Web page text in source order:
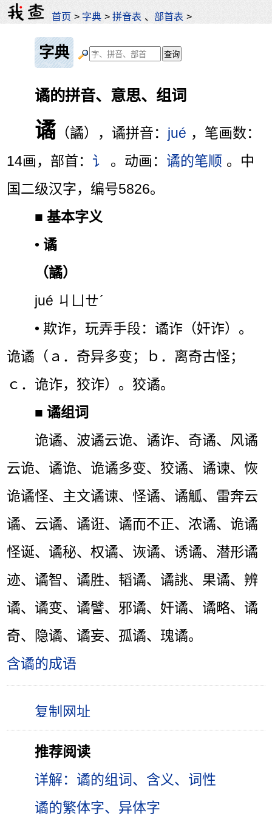
首页 > 字典 >拼音表 、部首表 >
字典
谲的拼音、意思、组词
谲 （譎），谲拼音： jué ，笔画数：
14画，部首： 讠 。动画： 谲的笔顺 。中
国二级汉字，编号5826。
■基本字义
• 谲
（譎）
jué ㄐㄩㄝˊ
• 欺诈，玩弄手段：谲诈（奸诈）。
诡谲（ａ．奇异多变；ｂ．离奇古怪；
ｃ．诡诈，狡诈）。狡谲。
■ 谲组词
诡谲、波谲云诡、谲诈、奇谲、风谲
云诡、谲诡、诡谲多变、狡谲、谲谏、恢
诡谲怪、主文谲谏、怪谲、谲觚、雷奔云
谲、云谲、谲诳、谲而不正、浓谲、诡谲
怪诞、谲秘、权谲、诙谲、诱谲、潜形谲
迹、谲智、谲胜、韬谲、谲誂、果谲、辨
谲、谲变、谲譬、邪谲、奸谲、谲略、谲
奇、隐谲、谲妄、孤谲、瑰谲。
含谲的成语
推荐阅读
详解：谲的组词、含义、词性
谲的繁体字、异体字